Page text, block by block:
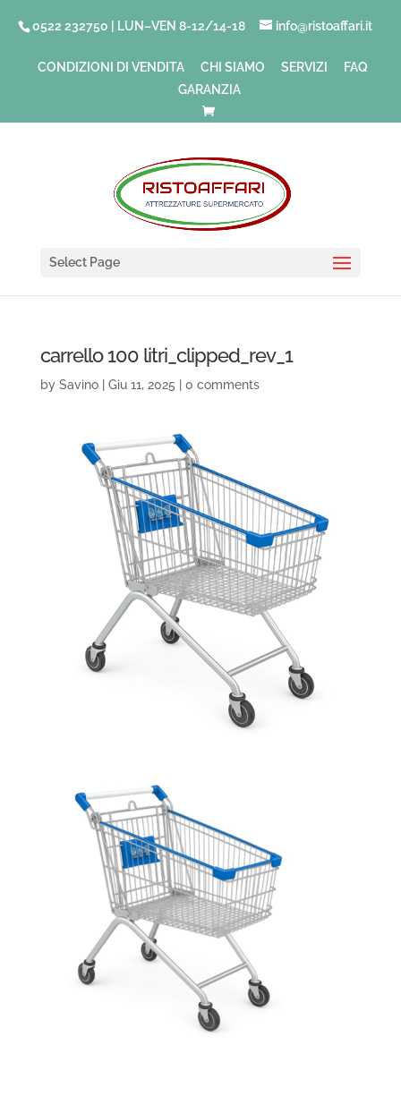
0522 232750 | LUN–VEN 8-12/14-18 info@ristoaffari.it
CONDIZIONI DI VENDITA CHI SIAMO SERVIZI
FAQ
GARANZIA
Select Page
carrello 100 litri_clipped_rev_1
by Savino| Giu 11, 2025 0 comments